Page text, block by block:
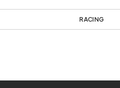
RACING